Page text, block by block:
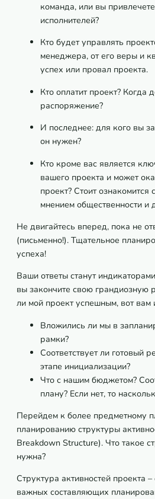
команда, или вы
исполнителей?
Кто будет управлять
менеджера, от его веры и
успех или провал проекта.
Кто оплатит проект? Когда
распоряжение?
И последнее: для кого вы
он нужен?
Кто кроме вас является
вашего проекта и может
проект? Стоит ознакомится
мнением общественности и
Не двигайтесь вперед, пока не
(письменно!). Тщательное
успеха!
Ваши ответы станут
вы закончите свою грандиозную
ли мой проект успешным, вот вам
Вложились ли мы в
рамки?
Соответствует ли готовый
этапе инициализации?
Что с нашим бюджетом?
плану? Если нет, то
Перейдем к более предметному
планированию структуры
Breakdown Structure). Что такое
нужна?
Структура активностей проекта
важных составляющих